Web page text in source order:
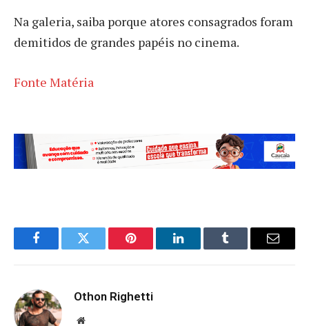
Na galeria, saiba porque atores consagrados foram
demitidos de grandes papéis no cinema.
Fonte Matéria
FacebookTwitter Pinterest LinkedInTumblr Email
Othon Righetti
Website